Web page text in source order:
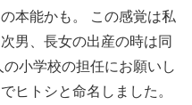
本能かも。 この感覚は私
男、長女の出産の時は同
小学校の担任にお願いし
ヒトシと命名しました。